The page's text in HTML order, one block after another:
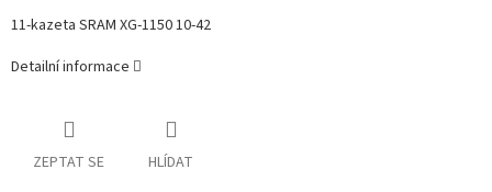
11-kazeta SRAM XG-1150 10-42
Detailní informace
ZEPTAT SE HLÍDAT